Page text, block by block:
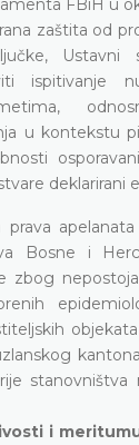
FBiH u
zaštita od
ispitivanje
u kontekstu
deklarirani
Bosne i
zbog
stanovništva
i